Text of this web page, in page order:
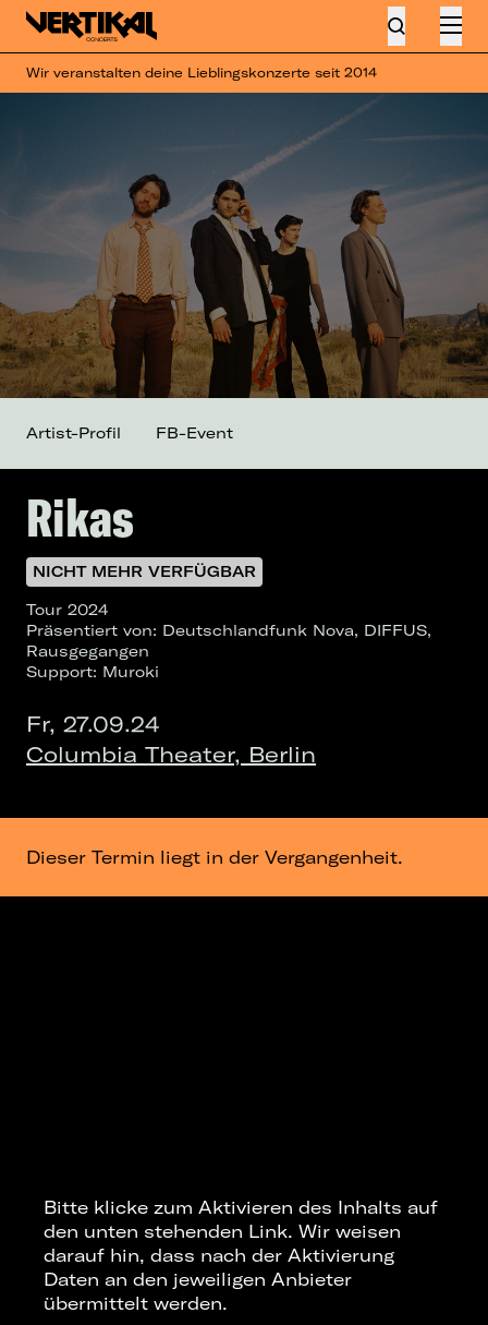
Wir veranstalten deine Lieblingskonzerte seit 2014
Rikas
NICHT MEHR VERFÜGBAR
Tour 2024
Präsentiert von: Deutschlandfunk Nova, DIFFUS,
Rausgegangen
Support: Muroki
Fr, 27.09.24
Columbia Theater, Berlin
Artist-Profil FB-Event
Dieser Termin liegt in der Vergangenheit.
Bitte klicke zum Aktivieren des Inhalts auf
den unten stehenden Link. Wir weisen
darauf hin, dass nach der Aktivierung
Daten an den jeweiligen Anbieter
übermittelt werden.